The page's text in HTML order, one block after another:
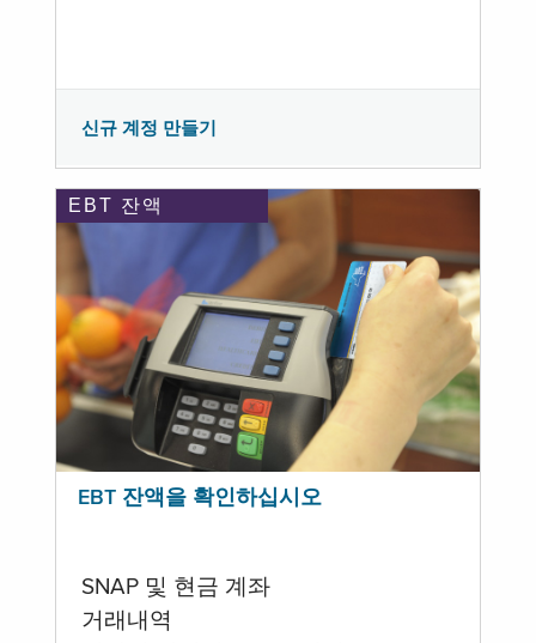
신규 계정 만들기
EBT 잔액
EBT 잔액을 확인하십시오
SNAP 및 현금 계좌
거래내역